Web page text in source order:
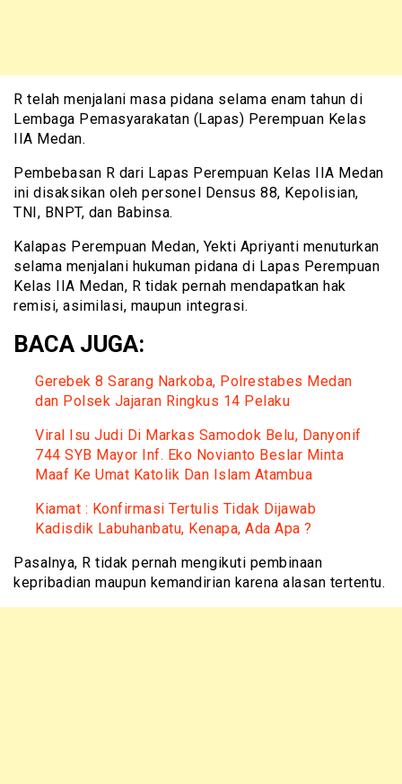
R telah menjalani masa pidana selama enam tahun di
Lembaga Pemasyarakatan (Lapas) Perempuan Kelas
IIA Medan.
Pembebasan R dari Lapas Perempuan Kelas IIA Medan
ini disaksikan oleh personel Densus 88, Kepolisian,
TNI, BNPT, dan Babinsa.
Kalapas Perempuan Medan, Yekti Apriyanti menuturkan
selama menjalani hukuman pidana di Lapas Perempuan
Kelas IIA Medan, R tidak pernah mendapatkan hak
remisi, asimilasi, maupun integrasi.
BACA JUGA:
Gerebek 8 Sarang Narkoba, Polrestabes Medan
dan Polsek Jajaran Ringkus 14 Pelaku
Viral Isu Judi Di Markas Samodok Belu, Danyonif
744 SYB Mayor Inf. Eko Novianto Beslar Minta
Maaf Ke Umat Katolik Dan Islam Atambua
Kiamat : Konfirmasi Tertulis Tidak Dijawab
Kadisdik Labuhanbatu, Kenapa, Ada Apa ?
Pasalnya, R tidak pernah mengikuti pembinaan
kepribadian maupun kemandirian karena alasan tertentu.